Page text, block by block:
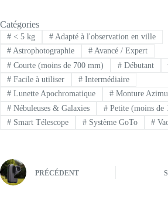
Catégories
#< 5 kg #Adapté à l'observation en ville
#Astrophotographie #Avancé / Expert
#Courte (moins de 700 mm) #Débutant
#Facile à utiliser #Intermédiaire
#Lunette Apochromatique #Monture
#Nébuleuses & Galaxies #Petite (moins de
#Smart Télescope #Système GoTo #
PRÉCÉDENT